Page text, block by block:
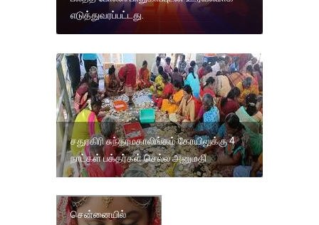
எடுத்துவரப்பட்டது.
சதுரகிரி சுந்தரமகாலிங்கம் கோயிலுக்கு 4
நாட்கள் பக்தர்கள் செல்ல அனுமதி
சென்னையில்